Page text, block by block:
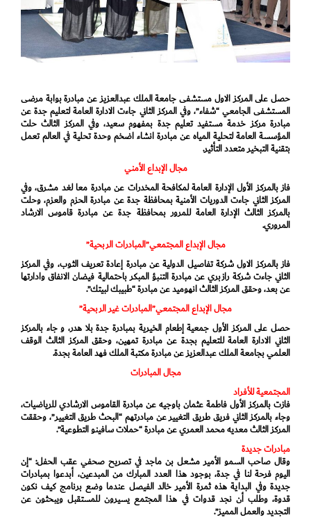
حصل على المركز الاول مستشفى جامعة الملك عبدالعزيز عن مبادرة بوابة مرضى
المستشفى الجامعي “شفاء”، وفي المركز الثاني جاءت الادارة العامة لتعليم جدة عن
مبادرة مركز خدمة مستفيد تعليم جدة بمفهوم سعيد، وفي المركز الثالث حلت
المؤسسة العامة لتحلية المياه عن مبادرة انشاء اضخم وحدة تحلية في العالم تعمل
بتقنية التبخير متعدد التأثير.
مجال الإبداع الأمني
فاز بالمركز الأول الإدارة العامة لمكافحة المخدرات عن مبادرة معا لغد مشرق، وفي
المركز الثاني جاءت الدوريات الأمنية بمحافظة جدة عن مبادرة الحزم والعزم، وحلت
بالمركز الثالث الإدارة العامة للمرور بمحافظة جدة عن مبادرة قاموس الارشاد
المروري.
مجال الإبداع المجتمعي”المبادرات الربحية”
فاز بالمركز الاول شركة تفاصيل الدولية عن مبادرة إعادة تعريف الثوب، وفي المركز
الثاني جاءت شركة رازبري عن مبادرة التنبؤ المبكر باحتمالية فيضان الانفاق وادارتها
عن بعد، وحقق المركز الثالث انهوميد عن مبادرة “طبيبك لبيتك”.
مجال الإبداع المجتمعي”المبادرات غير الربحية”
حصل على المركز الأول جمعية إطعام الخيرية بمبادرة جدة بلا هدر، و جاء بالمركز
الثاني الادارة العامة للتعليم بجدة عن مبادرة تمهين، وحقق المركز الثالث الوقف
العلمي بجامعة الملك عبدالعزيز عن مبادرة مكتبة الملك فهد العامة بجدة.
مجال المبادرات
المجتمعية للأفراد
فازت بالمركز الأول فاطمة عثمان باوجيه عن مبادرة القاموس الارشادي للرياضيات،
وجاء بالمركز الثاني فريق طريق التغيير عن مبادرتهم “البحث طريق التغيير”، وحققت
المركز الثالث معديه محمد العمري عن مبادرة “حملات سافينو التطوعية”.
مبادرات جديدة
‏وقال صاحب السمو الأمير مشعل بن ماجد في تصريح صحفي عقب الحفل: “إن
اليوم فرحة لنا في جدة، بوجود هذا العدد المبارك من المبدعين، أبدعوا بمبادرات
جديدة وفي البداية هذه ثمرة الأمير خالد الفيصل عندما وضع برنامج كيف نكون
قدوة، وطلب أن نجد قدوات في هذا المجتمع يسيرون للمستقبل ويبحثون عن
التجديد والعمل المميز”.